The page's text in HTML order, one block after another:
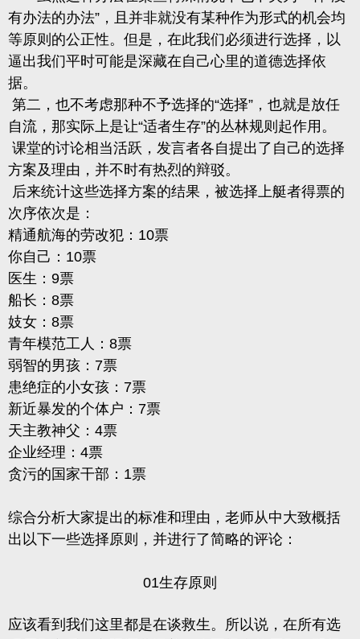
有办法的办法”，且并非就没有某种作为形式的机会均
等原则的公正性。但是，在此我们必须进行选择，以
逼出我们平时可能是深藏在自己心里的道德选择依
据。
第二，也不考虑那种不予选择的“选择”，也就是放任
自流，那实际上是让“适者生存”的丛林规则起作用。
课堂的讨论相当活跃，发言者各自提出了自己的选择
方案及理由，并不时有热烈的辩驳。
后来统计这些选择方案的结果，被选择上艇者得票的
次序依次是：
精通航海的劳改犯：10票
你自己：10票
医生：9票
船长：8票
妓女：8票
青年模范工人：8票
弱智的男孩：7票
患绝症的小女孩：7票
新近暴发的个体户：7票
天主教神父：4票
企业经理：4票
贪污的国家干部：1票
综合分析大家提出的标准和理由，老师从中大致概括
出以下一些选择原则，并进行了简略的评论：
01生存原则
应该看到我们这里都是在谈救生。所以说，在所有选